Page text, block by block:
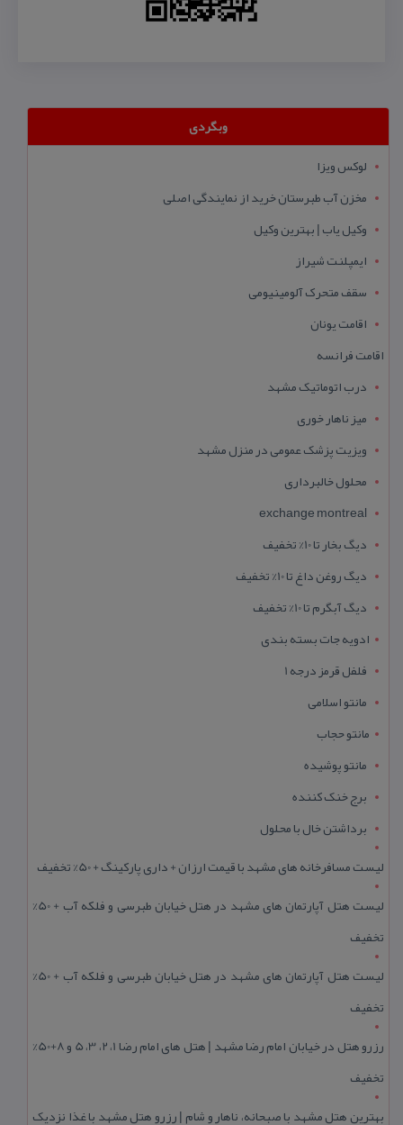
وبگردی
لوکس ویزا
مخزن آب طبرستان خرید از نمایندگی اصلی
وکیل یاب | بهترین وکیل
ایمپلنت شیراز
سقف متحرک آلومینیومی
اقامت یونان
اقامت فرانسه
درب اتوماتیک مشهد
میز ناهار خوری
ویزیت پزشک عمومی در منزل مشهد
محلول خالبرداری
exchange montreal
دیگ بخار تا 10% تخفیف
دیگ روغن داغ تا 10% تخفیف
دیگ آبگرم تا 10% تخفیف
ادویه جات بسته بندی
فلفل قرمز درجه 1
مانتو اسلامی
مانتو حجاب
مانتو پوشیده
برج خنک کننده
برداشتن خال با محلول
لیست مسافرخانه های مشهد با قیمت ارزان + داری پارکینگ + 50% تخفیف
لیست هتل آپارتمان های مشهد در هتل خیابان طبرسی و فلکه آب + 50%
تخفیف
لیست هتل آپارتمان های مشهد در هتل خیابان طبرسی و فلکه آب + 50%
تخفیف
رزرو هتل در خیابان امام رضا مشهد | هتل‌ های امام رضا 1، 2، 3، 5 و 8+50%
تخفیف
بهترین هتل مشهد با صبحانه، ناهار و شام | رزرو هتل مشهد با غذا نزدیک